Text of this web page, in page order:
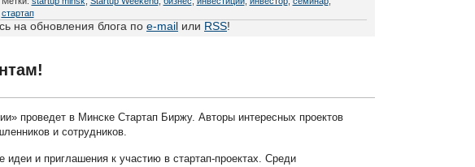
стартап
на обновления блога по e-mail или RSS!
проведет в Минске Стартап Биржу. Авторы интересных проектов
и сотрудников.
идеи и приглашения к участию в стартап-проектах. Среди